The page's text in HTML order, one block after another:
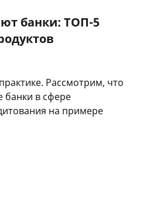
банки: ТОП-5
Рассмотрим, что
банки в сфере
на примере